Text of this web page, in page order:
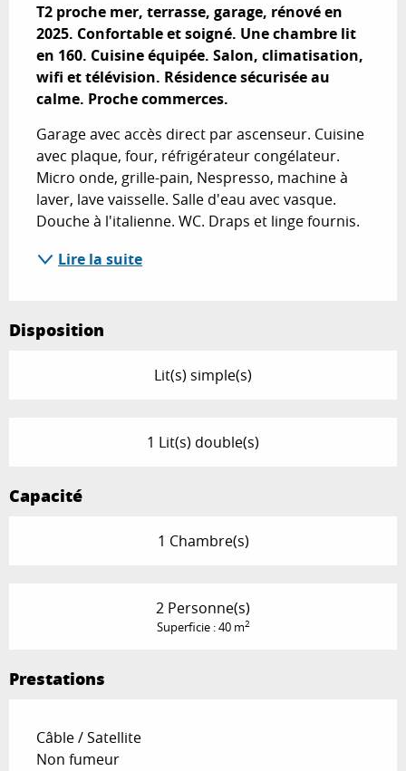
T2 proche mer, terrasse, garage, rénové en
2025. Confortable et soigné. Une chambre lit
en 160. Cuisine équipée. Salon, climatisation,
wifi et télévision. Résidence sécurisée au
calme. Proche commerces.
Garage avec accès direct par ascenseur. Cuisine
avec plaque, four, réfrigérateur congélateur.
Micro onde, grille-pain, Nespresso, machine à
laver, lave vaisselle. Salle d'eau avec vasque.
Douche à l'italienne. WC. Draps et linge fournis.
Lire la suite
Disposition
Lit(s) simple(s)
1 Lit(s) double(s)
Capacité
1 Chambre(s)
2 Personne(s)
Superficie : 40 m2
Prestations
Câble / Satellite
Non fumeur